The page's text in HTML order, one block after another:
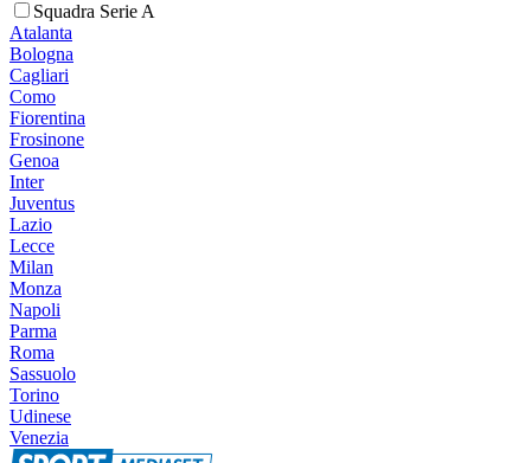
Squadra Serie A
Atalanta
Bologna
Cagliari
Como
Fiorentina
Frosinone
Genoa
Inter
Juventus
Lazio
Lecce
Milan
Monza
Napoli
Parma
Roma
Sassuolo
Torino
Udinese
Venezia